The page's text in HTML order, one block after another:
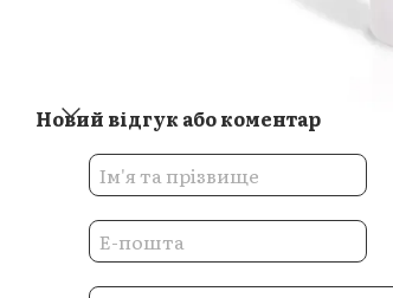
Новий відгук або коментар